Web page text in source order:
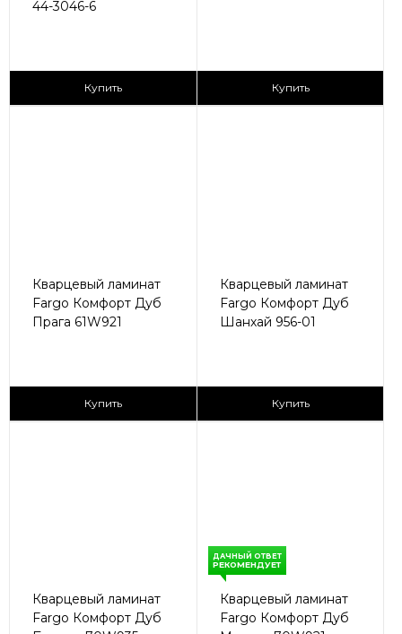
44-3046-6
2
Купить
2
Купить
Кварцевый ламинат
Fargo Комфорт Дуб
Прага 61W921
2
Купить
Кварцевый ламинат
Fargo Комфорт Дуб
Шанхай 956-01
2
Купить
Кварцевый ламинат
Fargo Комфорт Дуб
ДАЧНЫЙ ОТВЕТ
РЕКОМЕНДУЕТ
Кварцевый ламинат
Fargo Комфорт Дуб